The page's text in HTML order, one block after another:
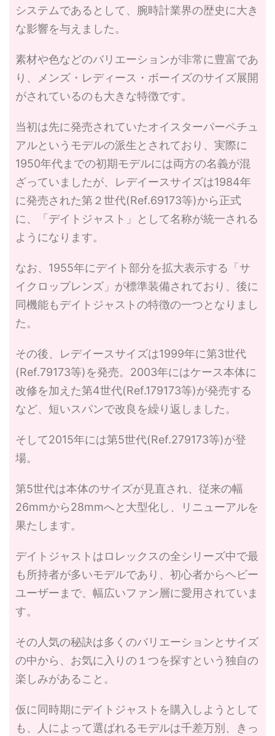
システムであるとして、腕時計業界の歴史に大き
な影響を与えました。
素材や色などのバリエーションが非常に豊富であ
り、メンズ・レディース・ボーイズのサイズ展開
がされているのも大きな特徴です。
当初は先に発売されていたオイスターパーペチュ
アルというモデルの派生とされており、実際に
1950年代までの初期モデルには両方の名義が混
ざっていましたが、レデイースサイズは1984年
に発売された第２世代(Ref.69173等)から正式
に、「デイトジャスト」として名称が統一される
ようになります。
なお、1955年にデイト部分を拡大表示する「サ
イクロップレンズ」が標準装備されており、後に
同機能もデイトジャストの特徴の一つとなりまし
た。
その後、レデイースサイズは1999年に第3世代
(Ref.79173等)を発売。2003年にはケース本体に
改修を加えた第4世代(Ref.179173等)が発売する
など、短いスパンで改良を繰り返しました。
そして2015年には第5世代(Ref.279173等)が登
場。
第5世代は本体のサイズが見直され、従来の幅
26mmから28mmへと大型化し、リニューアルを
果たします。
デイトジャストはロレックスの全シリーズ中で最
も所持者が多いモデルであり、初心者からヘビー
ユーザーまで、幅広いファン層に愛用されていま
す。
その人気の秘訣は多くのバリエーションとサイズ
の中から、お気に入りの１つを探すという独自の
楽しみがあること。
仮に同時期にデイトジャストを購入しようとして
も、人によって選ばれるモデルは千差万別、きっ